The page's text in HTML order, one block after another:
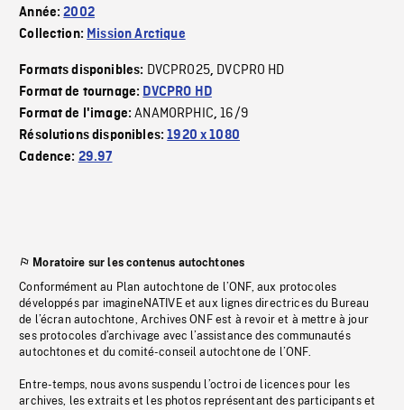
Année:2002
Collection: Mission Arctique
Formats disponibles: DVCPRO25, DVCPRO HD
Format de tournage: DVCPRO HD
Format de l'image:ANAMORPHIC,16/9
Résolutions disponibles:1920 x 1080
Cadence: 29.97
Moratoire sur les contenus autochtones
Conformément au Plan autochtone de l’ONF, aux protocoles
développés par imagineNATIVE et aux lignes directrices du Bureau
de l’écran autochtone, Archives ONF est à revoir et à mettre à jour
ses protocoles d’archivage avec l’assistance des communautés
autochtones et du comité-conseil autochtone de l’ONF.
Entre-temps, nous avons suspendu l’octroi de licences pour les
archives, les extraits et les photos représentant des participants et